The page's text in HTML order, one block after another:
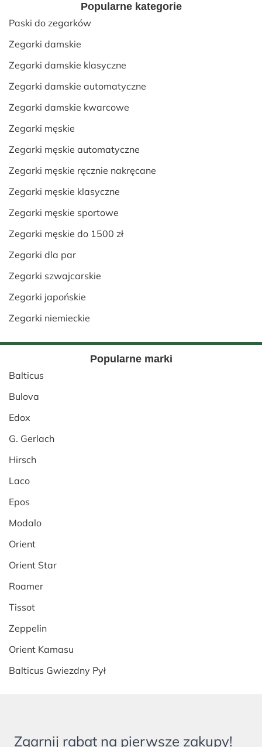
Popularne kategorie
Paski do zegarków
Zegarki damskie
Zegarki damskie klasyczne
Zegarki damskie automatyczne
Zegarki damskie kwarcowe
Zegarki męskie
Zegarki męskie automatyczne
Zegarki męskie ręcznie nakręcane
Zegarki męskie klasyczne
Zegarki męskie sportowe
Zegarki męskie do 1500 zł
Zegarki dla par
Zegarki szwajcarskie
Zegarki japońskie
Zegarki niemieckie
Popularne marki
Balticus
Bulova
Edox
G. Gerlach
Hirsch
Laco
Epos
Modalo
Orient
Orient Star
Roamer
Tissot
Zeppelin
Orient Kamasu
Balticus Gwiezdny Pył
Zgarnij rabat na pierwsze zakupy!